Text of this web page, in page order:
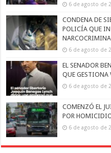
6 de agosto de
CONDENA DE
POLICÍA QUE
6 de agosto de
EL SENADOR
QUE GESTIONA
6 de agosto de
COMENZÓ EL
POR
6 de agosto de